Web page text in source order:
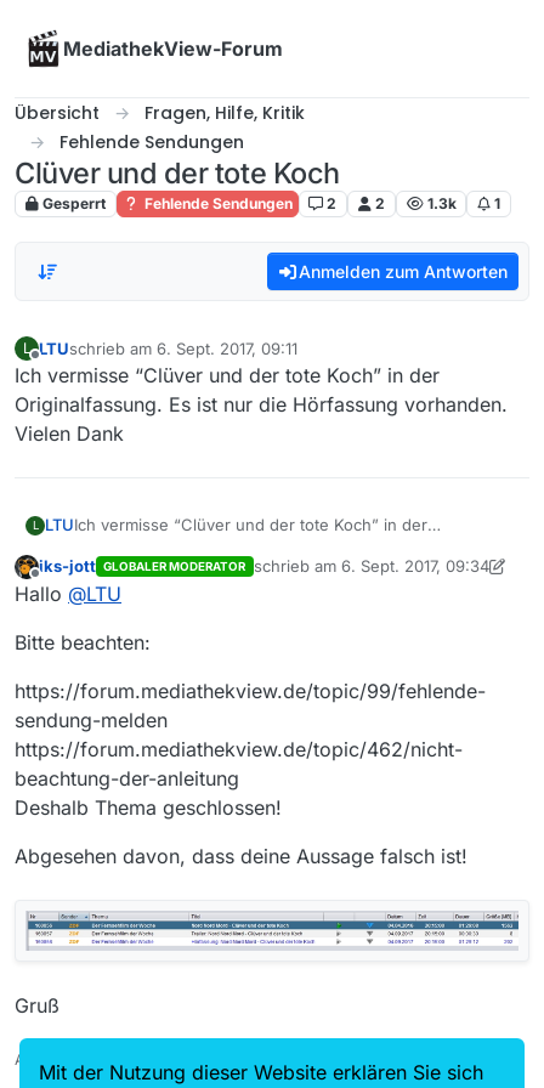
MediathekView-Forum
Übersicht
Fragen, Hilfe, Kritik
Fehlende Sendungen
Clüver und der tote Koch
Gesperrt Fehlende Sendungen 2 2 1.3k 1
Anmelden zum Antworten
L LTUschrieb am 6. Sept. 2017, 09:11
zuletzt editiert von
Ich vermisse “Clüver und der tote Koch” in der
Originalfassung. Es ist nur die Hörfassung vorhanden.
Vielen Dank
L LTUIch vermisse “Clüver und der tote Koch” in der
Vielen Dank
Offline
iks-jott GLOBALER MODERATOR schrieb am 6. Sept. 2017, 09:34
zuletzt editiert von iks-jott9. Juni
Hallo @LTU
Bitte beachten:
https://forum.mediathekview.de/topic/99/fehlende-
sendung-melden
https://forum.mediathekview.de/topic/462/nicht-
beachtung-der-anleitung
Deshalb Thema geschlossen!
Abgesehen davon, dass deine Aussage falsch ist!
Gruß
Auch ein Maulwurfn findet mal ein Huhn!
Mit der Nutzung dieser Website erklären Sie sich